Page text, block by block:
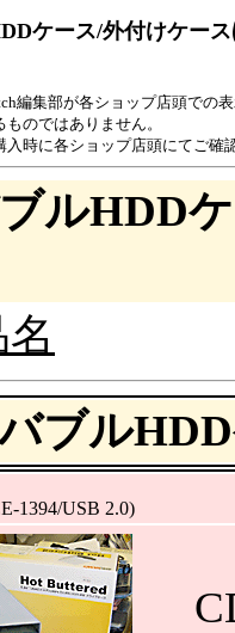
ケース/外付けケー
編集部が各ショップ店頭での
のではありません。
時に各ショップ店頭にてご確
ブルHDD
ブル
1394/USB 2.0)